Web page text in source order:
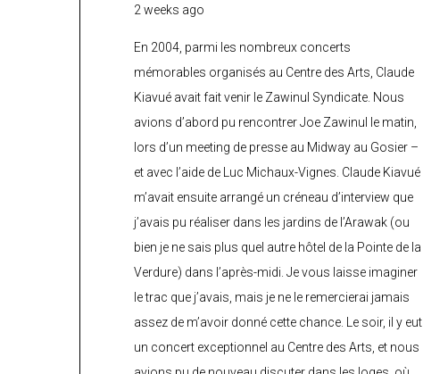
2 weeks ago
En 2004, parmi les nombreux concerts
mémorables organisés au Centre des Arts, Claude
Kiavué avait fait venir le Zawinul Syndicate. Nous
avions d’abord pu rencontrer Joe Zawinul le matin,
lors d’un meeting de presse au Midway au Gosier –
et avec l’aide de Luc Michaux-Vignes. Claude Kiavué
m’avait ensuite arrangé un créneau d’interview que
j’avais pu réaliser dans les jardins de l’Arawak (ou
bien je ne sais plus quel autre hôtel de la Pointe de la
Verdure) dans l’après-midi. Je vous laisse imaginer
le trac que j’avais, mais je ne le remercierai jamais
assez de m’avoir donné cette chance. Le soir, il y eut
un concert exceptionnel au Centre des Arts, et nous